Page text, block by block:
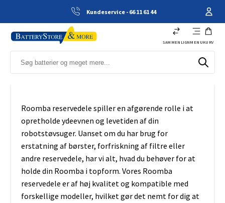
Kundeservice - 66 11 61 44
SAMMENLIGN MENU KURV
Roomba reservedele spiller en afgørende rolle i at
opretholde ydeevnen og levetiden af din
robotstøvsuger. Uanset om du har brug for
erstatning af børster, forfriskning af filtre eller
andre reservedele, har vi alt, hvad du behøver for at
holde din Roomba i topform. Vores Roomba
reservedele er af høj kvalitet og kompatible med
forskellige modeller, hvilket gør det nemt for dig at